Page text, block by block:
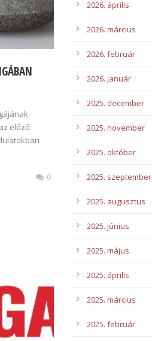
előző
0
2026. április
2026. március
2026. február
2026. január
2025. december
2025. november
2025. október
2025. szeptember
2025. augusztus
2025. június
2025. május
2025. április
2025. március
2025. február